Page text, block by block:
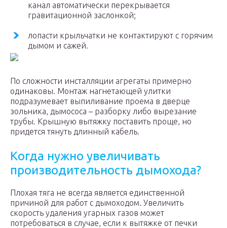
канал автоматически перекрывается
гравитационной заслонкой;
лопасти крыльчатки не контактируют с горячим
дымом и сажей.
По сложности инсталляции агрегаты примерно
одинаковы. Монтаж нагнетающей улитки
подразумевает выпиливание проема в дверце
зольника, дымососа – разборку либо вырезание
трубы. Крышную вытяжку поставить проще, но
придется тянуть длинный кабель.
Когда нужно увеличивать
производительность дымохода?
Плохая тяга не всегда является единственной
причиной для работ с дымоходом. Увеличить
скорость удаления угарных газов может
потребоваться в случае, если к вытяжке от печки